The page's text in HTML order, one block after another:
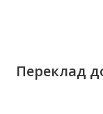
Переклад